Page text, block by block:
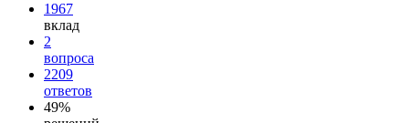
1967
вклад
2
вопроса
2209
ответов
49%